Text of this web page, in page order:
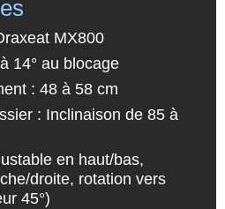
MX800
14° au blocage
: 48 à 58 cm
: Inclinaison de 85 à
en haut/bas,
droite, rotation vers
45°)